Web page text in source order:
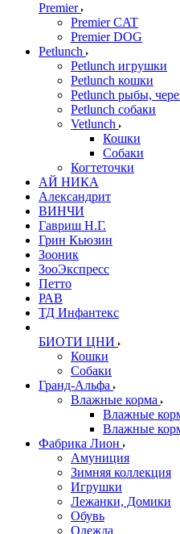
Premier
Premier CAT
Premier DOG
Petlunch
Petlunch игрушки
Petlunch кошки
Petlunch рыбы,
Petlunch собаки
Vetlunch
Кошки
Собаки
Когтеточки
АЙ НИКА
Александрит
ВИНЧИ
Гавриш Н.Г.
Грин Кьюзин
Зооник
ЗооЭкспресс
Петто
РАВ
ТД Инфантекс
БИОТИ ЦНИ
Кошки
Собаки
Гранд-Альфа
Влажные корма
Влажные
Влажные
Фабрика Лион
Амуниция
Зимняя коллекция
Игрушки
Лежанки, Домики
Обувь
Одежда